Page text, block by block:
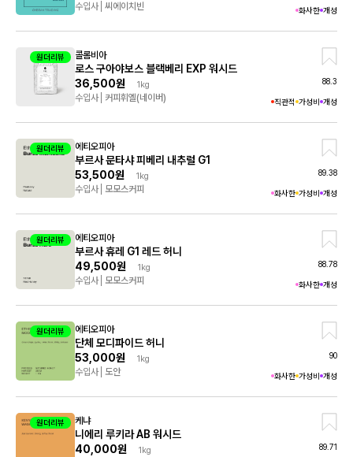
수입사 씨에이치빈 화사한 개성
원더리뷰 콜롬비아
로스 구아야보스 블랙베리 EXP 워시드
36,500원
1kg
수입사 커피휘엘(네이버)
88.3
직관적 가성비 개성
원더리뷰 에티오피아
부르사 문타샤 피베리 내추럴 G1
53,500원
1kg
수입사 모모스커피
89.38
화사한 가성비 개성
원더리뷰 에티오피아
부르사 휴레 G1 레드 허니
49,500원
1kg
수입사 모모스커피
88.78
화사한 개성
원더리뷰 에티오피아
단체 모디파이드 허니
53,000원
1kg
수입사 도안
90
화사한 가성비 개성
원더리뷰 케냐
니에리 루키라 AB 워시드
40,000원
1kg 89.71